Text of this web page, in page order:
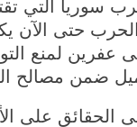
حرب سوريا التي
حتى الآن
عفرين لمنع
ضمن مصالح
الحقائق على